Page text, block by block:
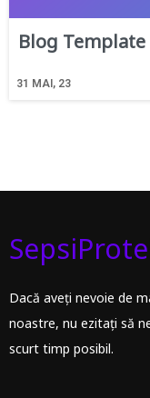
Blog Template
31 MAI, 23
Dacă aveți nevoie de
noastre, nu ezitați să
scurt timp posibil.